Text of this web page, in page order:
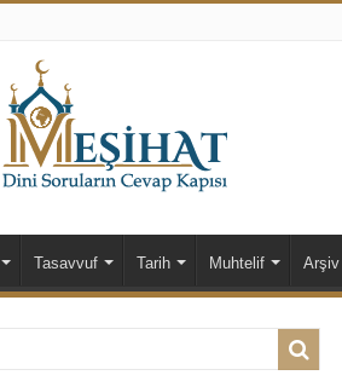
Tasavvuf Tarih Muhtelif Arşiv